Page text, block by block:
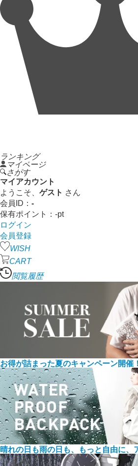
ランキング
マイページ
さがす
マイアカウント
ようこそ、 ゲスト さん
会員ID： -
保有ポイント： -pt
ログイン
会員登録
WISH
CART
閲覧履歴
お得が詰まった夏のキャンペーン開催！
晴れの日も雨の日も、もっと自由に、